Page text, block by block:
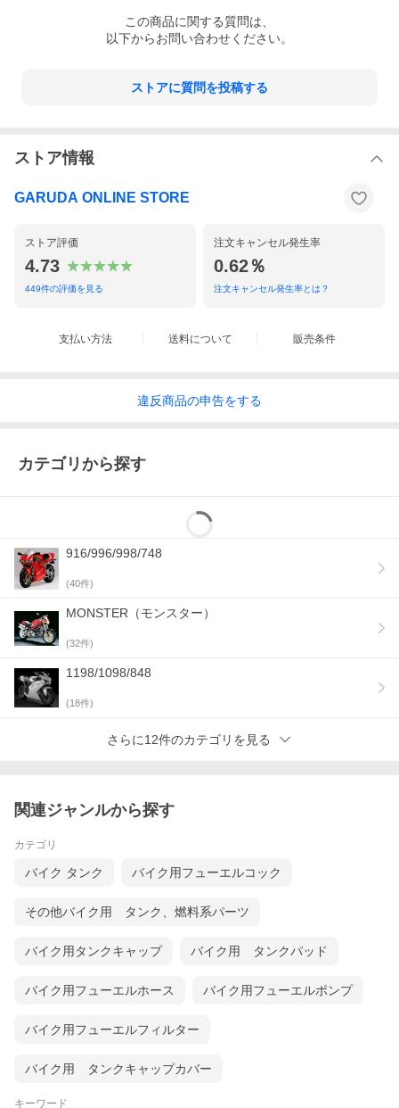
この商品に関する質問は、
以下からお問い合わせください。
ストアに質問を投稿する
ストア情報
GARUDA ONLINE STORE
ストア評価
4.73
449件の評価を見る
注文キャンセル発生率
0.62％
注文キャンセル発生率とは？
支払い方法 送料について 販売条件
違反商品の申告をする
カテゴリから探す
916/996/998/748
(40件)
MONSTER（モンスター）
(32件)
1198/1098/848
(18件)
さらに12件のカテゴリを見る
関連ジャンルから探す
カテゴリ
バイク タンク バイク用フューエルコック
その他バイク用 タンク、燃料系パーツ
バイク用タンクキャップ バイク用 タンクパッド
バイク用フューエルホース バイク用フューエルポンプ
バイク用フューエルフィルター
バイク用 タンクキャップカバー
キーワード